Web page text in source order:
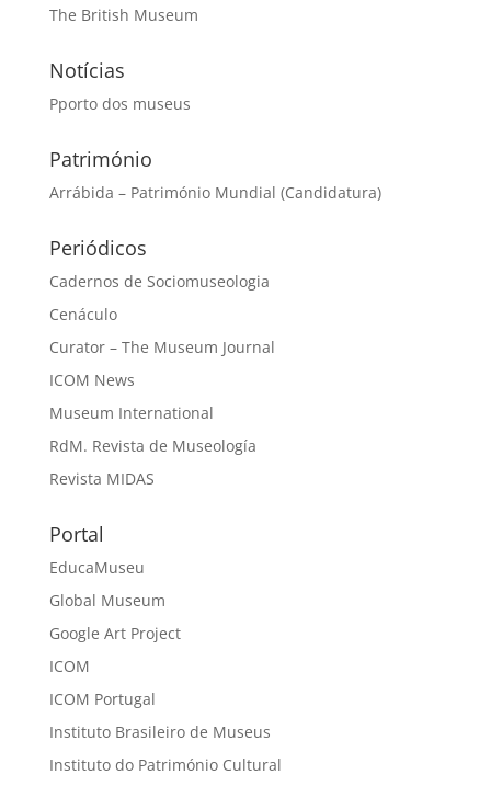
The British Museum
Notícias
Pporto dos museus
Património
Arrábida – Património Mundial (Candidatura)
Periódicos
Cadernos de Sociomuseologia
Cenáculo
Curator – The Museum Journal
ICOM News
Museum International
RdM. Revista de Museología
Revista MIDAS
Portal
EducaMuseu
Global Museum
Google Art Project
ICOM
ICOM Portugal
Instituto Brasileiro de Museus
Instituto do Património Cultural